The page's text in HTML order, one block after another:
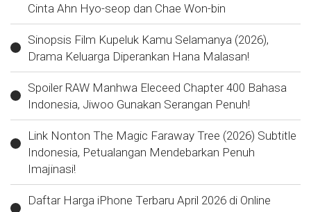
Cinta Ahn Hyo-seop dan Chae Won-bin
Sinopsis Film Kupeluk Kamu Selamanya (2026),
Drama Keluarga Diperankan Hana Malasan!
Spoiler RAW Manhwa Eleceed Chapter 400 Bahasa
Indonesia, Jiwoo Gunakan Serangan Penuh!
Link Nonton The Magic Faraway Tree (2026) Subtitle
Indonesia, Petualangan Mendebarkan Penuh
Imajinasi!
Daftar Harga iPhone Terbaru April 2026 di Online